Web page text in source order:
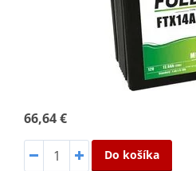
66,64 €
Do košíka